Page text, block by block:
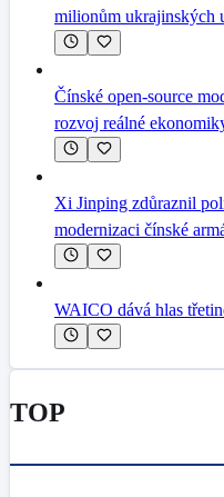
milionům ukrajinských
Čínské open-source
rozvoj reálné
Xi Jinping zdůraznil
modernizaci čínské
WAICO dává hlas
TOP